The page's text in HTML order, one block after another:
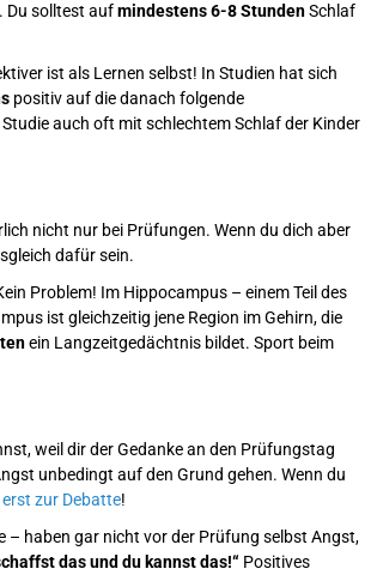
Du solltest aufmindestens 6-8 StundenSchlaf
ist als Lernen selbst! In Studien hat sich
positiv auf die danach folgende
auch oft mit schlechtem Schlaf der Kinder
nicht nur bei Prüfungen. Wenn du dich aber
dafür sein.
Problem! Im Hippocampus – einem Teil des
ist gleichzeitig jene Region im Gehirn, die
ein Langzeitgedächtnis bildet. Sport beim
weil dir der Gedanke an den Prüfungstag
unbedingt auf den Grund gehen. Wenn du
zur Debatte!
– haben gar nicht vor der Prüfung selbst Angst,
das und du kannst das!“ Positives